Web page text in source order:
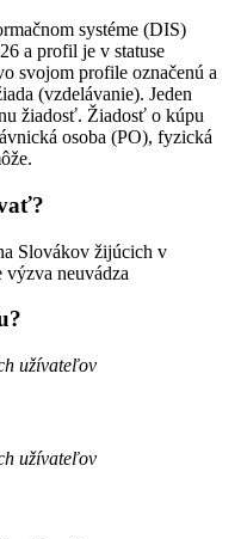
systéme (DIS)
a profil je v statuse
svojom profile označenú a
(vzdelávanie). Jeden
žiadosť. Žiadosť o kúpu
osoba (PO), fyzická
Slovákov žijúcich v
výzva neuvádza
užívateľov
užívateľov